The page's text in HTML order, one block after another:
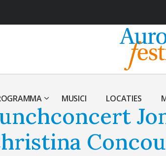
MUSICI LOCATIES